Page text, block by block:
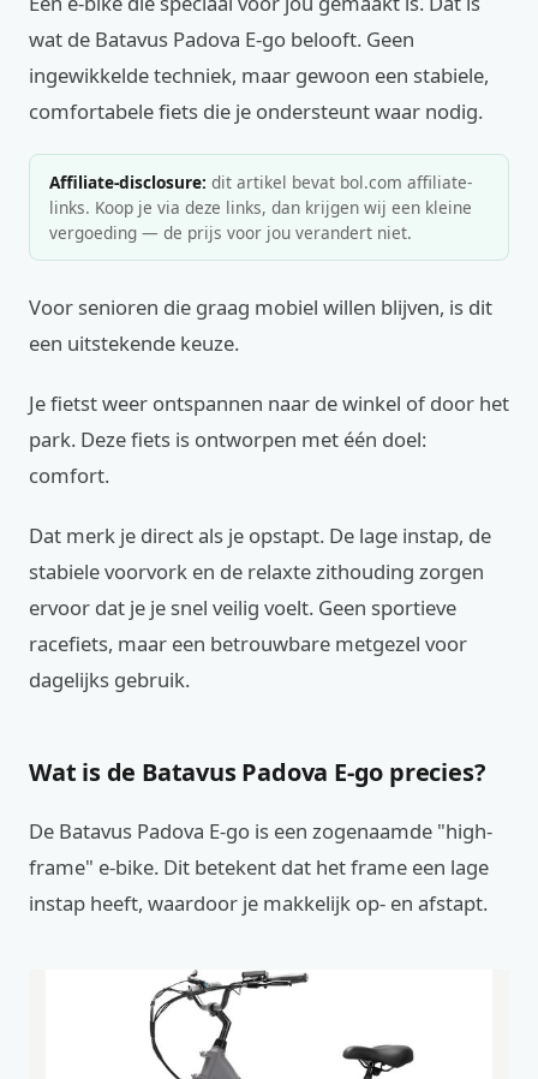
wat de Batavus Padova E-go belooft. Geen
ingewikkelde techniek, maar gewoon een stabiele,
comfortabele fiets die je ondersteunt waar nodig.
Affiliate-disclosure: dit artikel bevat bol.com affiliate-
links. Koop je via deze links, dan krijgen wij een kleine
vergoeding — de prijs voor jou verandert niet.
Voor senioren die graag mobiel willen blijven, is dit
een uitstekende keuze.
Je fietst weer ontspannen naar de winkel of door het
park. Deze fiets is ontworpen met één doel:
comfort.
Dat merk je direct als je opstapt. De lage instap, de
stabiele voorvork en de relaxte zithouding zorgen
ervoor dat je je snel veilig voelt. Geen sportieve
racefiets, maar een betrouwbare metgezel voor
dagelijks gebruik.
Wat is de Batavus Padova E-go precies?
De Batavus Padova E-go is een zogenaamde "high-
frame" e-bike. Dit betekent dat het frame een lage
instap heeft, waardoor je makkelijk op- en afstapt.